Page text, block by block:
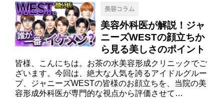
美容コラム
美容外科医が解説！ジャ
ニーズWESTの顔立ちか
ら見る美しさのポイント
皆様、こんにちは。お茶の水美容形成クリニックでご
ざいます。今回は、絶大な人気を誇るアイドルグルー
プ、ジャニーズWESTの皆様のお顔立ちを、当院の美
容形成外科医が専門的な視点から評価させて…